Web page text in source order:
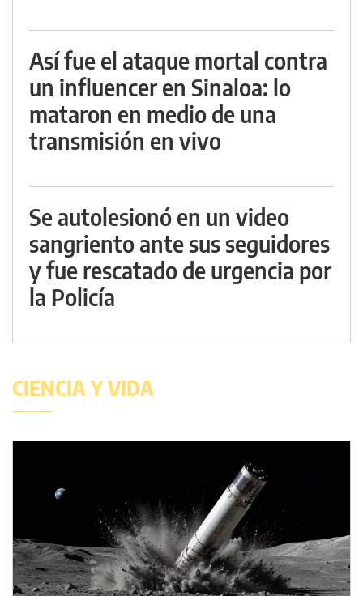
Así fue el ataque mortal contra
un influencer en Sinaloa: lo
mataron en medio de una
transmisión en vivo
Se autolesionó en un video
sangriento ante sus seguidores
y fue rescatado de urgencia por
la Policía
CIENCIA Y VIDA